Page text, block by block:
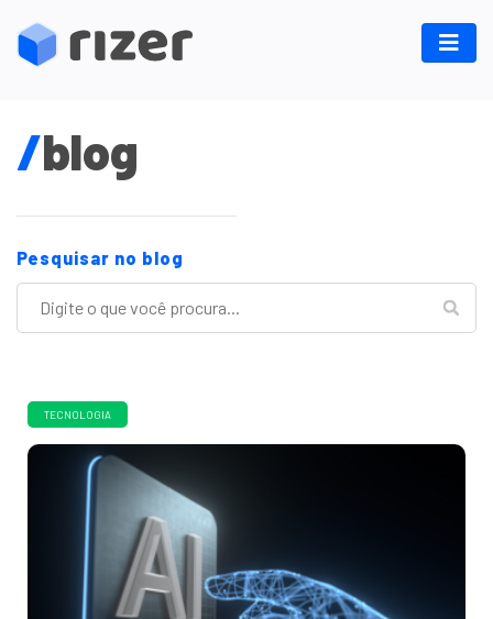
/blog
Pesquisar no blog
TECNOLOGIA